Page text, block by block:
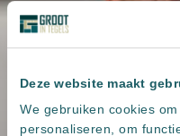
Deze website maakt
We gebruiken cookies
personaliseren, om